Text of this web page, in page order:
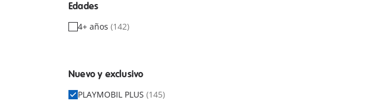
Edades
4+ años (142)
Nuevo y exclusivo
PLAYMOBIL PLUS (145)